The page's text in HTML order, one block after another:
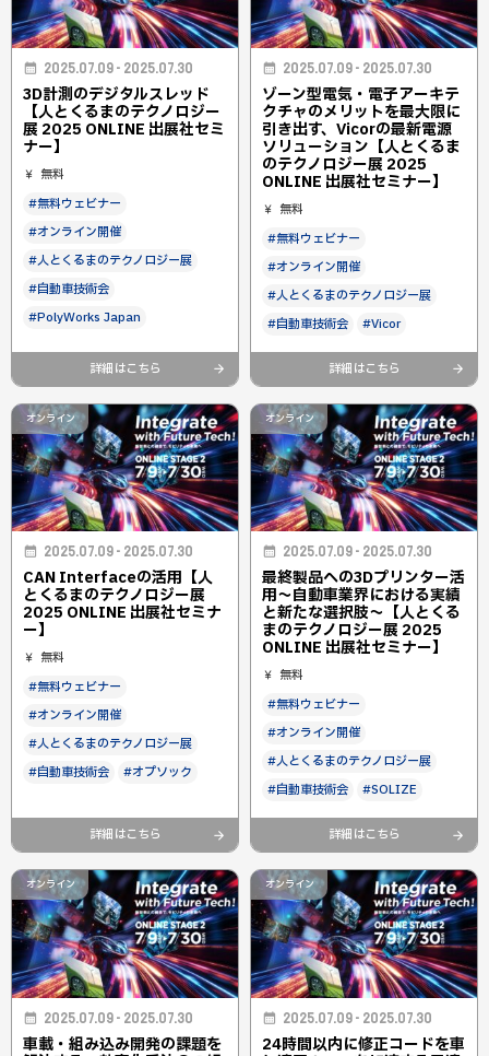
2025.07.09 - 2025.07.30
3D計測のデジタルスレッド
【人とくるまのテクノロジー
展 2025 ONLINE 出展社セミ
ナー】
無料
#無料ウェビナー
#オンライン開催
#人とくるまのテクノロジー展
#自動車技術会
#PolyWorks Japan
詳細はこちら
2025.07.09 - 2025.07.30
ゾーン型電気・電子アーキテ
クチャのメリットを最大限に
引き出す、Vicorの最新電源
ソリューション【人とくるま
のテクノロジー展 2025
ONLINE 出展社セミナー】
無料
#無料ウェビナー
#オンライン開催
#人とくるまのテクノロジー展
#自動車技術会
#Vicor
詳細はこちら
オンライン
2025.07.09 - 2025.07.30
CAN Interfaceの活用【人
とくるまのテクノロジー展
2025 ONLINE 出展社セミナ
ー】
無料
#無料ウェビナー
#オンライン開催
#人とくるまのテクノロジー展
#自動車技術会
#オプソック
詳細はこちら
オンライン
2025.07.09 - 2025.07.30
最終製品への3Dプリンター活
用～自動車業界における実績
と新たな選択肢～【人とくる
まのテクノロジー展 2025
ONLINE 出展社セミナー】
無料
#無料ウェビナー
#オンライン開催
#人とくるまのテクノロジー展
#自動車技術会
#SOLIZE
詳細はこちら
オンライン
2025.07.09 - 2025.07.30
車載・組み込み開発の課題を
オンライン
2025.07.09 - 2025.07.30
24時間以内に修正コードを車